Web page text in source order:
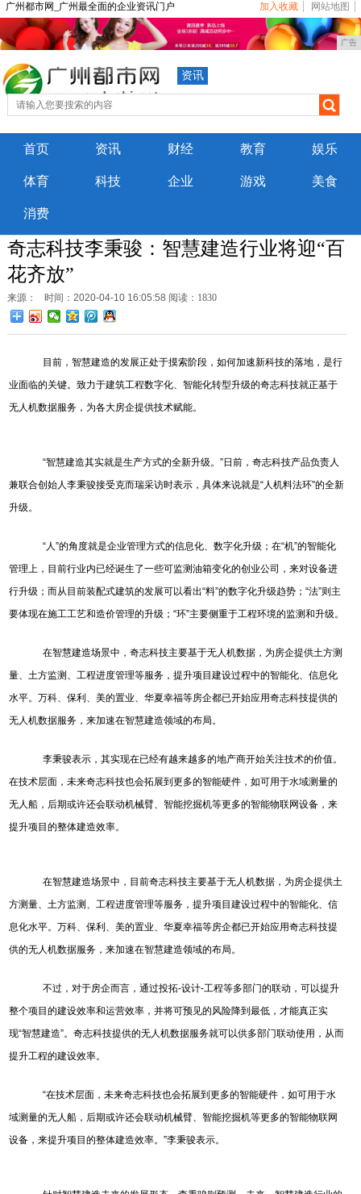
广州都市网_广州最全面的企业资讯门户 加入收藏 网站地图
广告
资讯
首页 资讯 财经 教育 娱乐
体育 科技 企业 游戏 美食
消费
奇志科技李秉骏：智慧建造行业将迎“百
花齐放”
来源： 时间：2020-04-10 16:05:58 阅读：1830
目前，智慧建造的发展正处于摸索阶段，如何加速新科技的落地，是行
业面临的关键。致力于建筑工程数字化、智能化转型升级的奇志科技就正基于
无人机数据服务，为各大房企提供技术赋能。
“智慧建造其实就是生产方式的全新升级。”日前，奇志科技产品负责人
兼联合创始人李秉骏接受克而瑞采访时表示，具体来说就是“人机料法环”的全新
升级。
“人”的角度就是企业管理方式的信息化、数字化升级；在“机”的智能化
管理上，目前行业内已经诞生了一些可监测油箱变化的创业公司，来对设备进
行升级；而从目前装配式建筑的发展可以看出“料”的数字化升级趋势；“法”则主
要体现在施工工艺和造价管理的升级；“环”主要侧重于工程环境的监测和升级。
在智慧建造场景中，奇志科技主要基于无人机数据，为房企提供土方测
量、土方监测、工程进度管理等服务，提升项目建设过程中的智能化、信息化
水平。万科、保利、美的置业、华夏幸福等房企都已开始应用奇志科技提供的
无人机数据服务，来加速在智慧建造领域的布局。
李秉骏表示，其实现在已经有越来越多的地产商开始关注技术的价值。
在技术层面，未来奇志科技也会拓展到更多的智能硬件，如可用于水域测量的
无人船，后期或许还会联动机械臂、智能挖掘机等更多的智能物联网设备，来
提升项目的整体建造效率。
在智慧建造场景中，目前奇志科技主要基于无人机数据，为房企提供土
方测量、土方监测、工程进度管理等服务，提升项目建设过程中的智能化、信
息化水平。万科、保利、美的置业、华夏幸福等房企都已开始应用奇志科技提
供的无人机数据服务，来加速在智慧建造领域的布局。
不过，对于房企而言，通过投拓-设计-工程等多部门的联动，可以提升
整个项目的建设效率和运营效率，并将可预见的风险降到最低，才能真正实
现“智慧建造”。奇志科技提供的无人机数据服务就可以供多部门联动使用，从而
提升工程的建设效率。
“在技术层面，未来奇志科技也会拓展到更多的智能硬件，如可用于水
域测量的无人船，后期或许还会联动机械臂、智能挖掘机等更多的智能物联网
设备，来提升项目的整体建造效率。”李秉骏表示。